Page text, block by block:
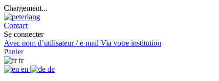
Chargement...
Contact
Se connecter
Avec nom d’utilisateur / e-mail Via votre institution
Panier
fr
en
de